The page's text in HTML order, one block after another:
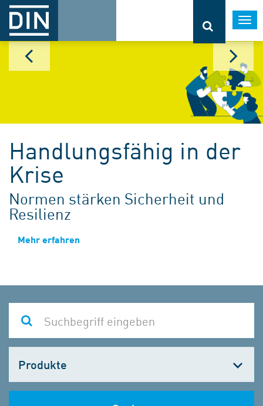
Handlungsfähig in der
Krise
Normen stärken Sicherheit und
Resilienz
Mehr erfahren
wählen